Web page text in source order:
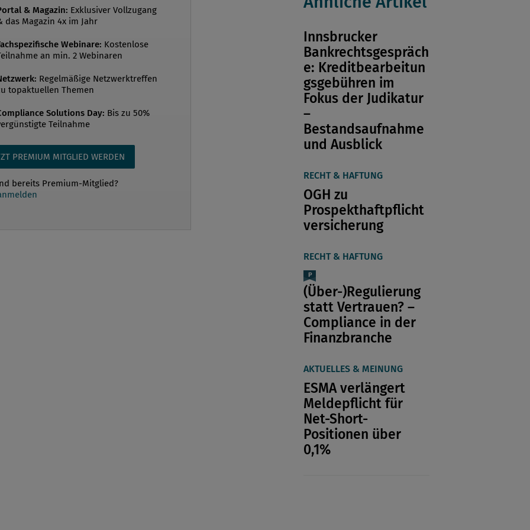
für CS ein Milliardenverlust
Rahmen der Überprüfung wurden
als 80 Interviews mit gegenwärtigen
Mi...
& Magazin: Exklusiver Vollzugang
das Magazin 4x im Jahr
Webinare: Kostenlose
an min. 2 Webinaren
Regelmäßige Netzwerktreffen
topaktuellen Themen
Solutions Day: Bis zu 50%
Teilnahme
PREMIUM MITGLIED WERDEN
bereits Premium-Mitglied?
Innsbrucker
Bankrechtsgespräch
e: Kreditbearbeitun
gsgebühren im
Fokus der Judikatur
–
Bestandsaufnahme
und Ausblick
RECHT & HAFTUNG
OGH zu
Prospekthaftpflicht
versicherung
RECHT & HAFTUNG
(Über-)Regulierung
statt Vertrauen? –
Compliance in der
Finanzbranche
AKTUELLES & MEINUNG
ESMA verlängert
Meldepflicht für
Net-Short-
Positionen über
0,1%